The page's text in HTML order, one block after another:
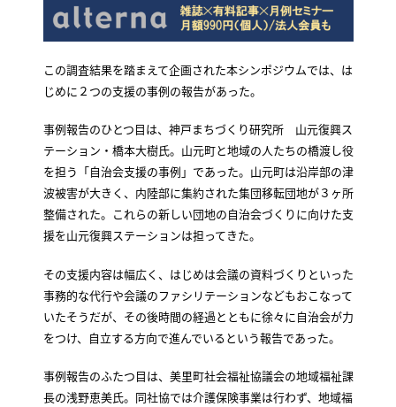
この調査結果を踏まえて企画された本シンポジウムでは、は
じめに２つの支援の事例の報告があった。
事例報告のひとつ目は、神戸まちづくり研究所 山元復興ス
テーション・橋本大樹氏。山元町と地域の人たちの橋渡し役
を担う「自治会支援の事例」であった。山元町は沿岸部の津
波被害が大きく、内陸部に集約された集団移転団地が３ヶ所
整備された。これらの新しい団地の自治会づくりに向けた支
援を山元復興ステーションは担ってきた。
その支援内容は幅広く、はじめは会議の資料づくりといった
事務的な代行や会議のファシリテーションなどもおこなって
いたそうだが、その後時間の経過とともに徐々に自治会が力
をつけ、自立する方向で進んでいるという報告であった。
事例報告のふたつ目は、美里町社会福祉協議会の地域福祉課
長の浅野恵美氏。同社協では介護保険事業は行わず、地域福